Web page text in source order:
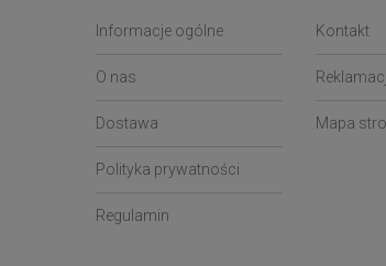
Informacje ogólne
O nas
Dostawa
Polityka prywatności
Regulamin
Kontakt
Mapa